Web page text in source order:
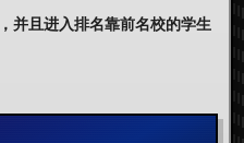
并且进入排名靠前名校的学生